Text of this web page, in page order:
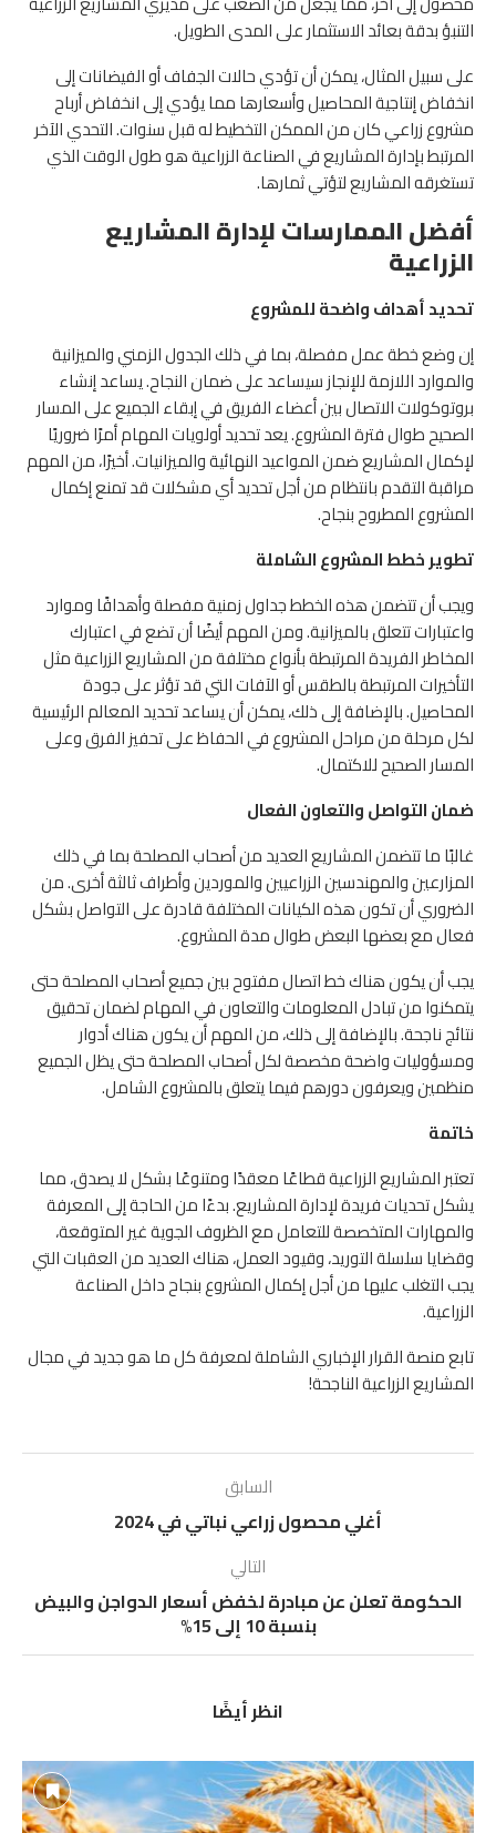
التنبؤ بدقة بعائد الاستثمار على المدى الطويل.
على سبيل المثال، يمكن أن تؤدي حالات الجفاف أو الفيضانات إلى
انخفاض إنتاجية المحاصيل وأسعارها مما يؤدي إلى انخفاض أرباح
مشروع زراعي كان من الممكن التخطيط له قبل سنوات. التحدي الآخر
المرتبط بإدارة المشاريع في الصناعة الزراعية هو طول الوقت الذي
تستغرقه المشاريع لتؤتي ثمارها.
أفضل الممارسات لإدارة المشاريع
الزراعية
تحديد أهداف واضحة للمشروع
إن وضع خطة عمل مفصلة، بما في ذلك الجدول الزمني والميزانية
والموارد اللازمة للإنجاز سيساعد على ضمان النجاح. يساعد إنشاء
بروتوكولات الاتصال بين أعضاء الفريق في إبقاء الجميع على المسار
الصحيح طوال فترة المشروع. يعد تحديد أولويات المهام أمرًا ضروريًا
لإكمال المشاريع ضمن المواعيد النهائية والميزانيات. أخيرًا، من المهم
مراقبة التقدم بانتظام من أجل تحديد أي مشكلات قد تمنع إكمال
المشروع المطروح بنجاح.
تطوير خطط المشروع الشاملة
ويجب أن تتضمن هذه الخطط جداول زمنية مفصلة وأهدافًا وموارد
واعتبارات تتعلق بالميزانية. ومن المهم أيضًا أن تضع في اعتبارك
المخاطر الفريدة المرتبطة بأنواع مختلفة من المشاريع الزراعية مثل
التأخيرات المرتبطة بالطقس أو الآفات التي قد تؤثر على جودة
المحاصيل. بالإضافة إلى ذلك، يمكن أن يساعد تحديد المعالم الرئيسية
لكل مرحلة من مراحل المشروع في الحفاظ على تحفيز الفرق وعلى
المسار الصحيح للاكتمال.
ضمان التواصل والتعاون الفعال
غالبًا ما تتضمن المشاريع العديد من أصحاب المصلحة بما في ذلك
المزارعين والمهندسين الزراعيين والموردين وأطراف ثالثة أخرى. من
الضروري أن تكون هذه الكيانات المختلفة قادرة على التواصل بشكل
فعال مع بعضها البعض طوال مدة المشروع.
يجب أن يكون هناك خط اتصال مفتوح بين جميع أصحاب المصلحة حتى
يتمكنوا من تبادل المعلومات والتعاون في المهام لضمان تحقيق
نتائج ناجحة. بالإضافة إلى ذلك، من المهم أن يكون هناك أدوار
ومسؤوليات واضحة مخصصة لكل أصحاب المصلحة حتى يظل الجميع
منظمين ويعرفون دورهم فيما يتعلق بالمشروع الشامل.
خاتمة
تعتبر المشاريع الزراعية قطاعًا معقدًا ومتنوعًا بشكل لا يصدق، مما
يشكل تحديات فريدة لإدارة المشاريع. بدءًا من الحاجة إلى المعرفة
والمهارات المتخصصة للتعامل مع الظروف الجوية غير المتوقعة،
وقضايا سلسلة التوريد، وقيود العمل، هناك العديد من العقبات التي
يجب التغلب عليها من أجل إكمال المشروع بنجاح داخل الصناعة
الزراعية.
تابع منصة القرار الإخباري الشاملة لمعرفة كل ما هو جديد في مجال
المشاريع الزراعية الناجحة!
السابق
أغلي محصول زراعي نباتي في 2024
التالي
الحكومة تعلن عن مبادرة لخفض أسعار الدواجن والبيض
بنسبة 10 إلى 15%
انظر أيضًا